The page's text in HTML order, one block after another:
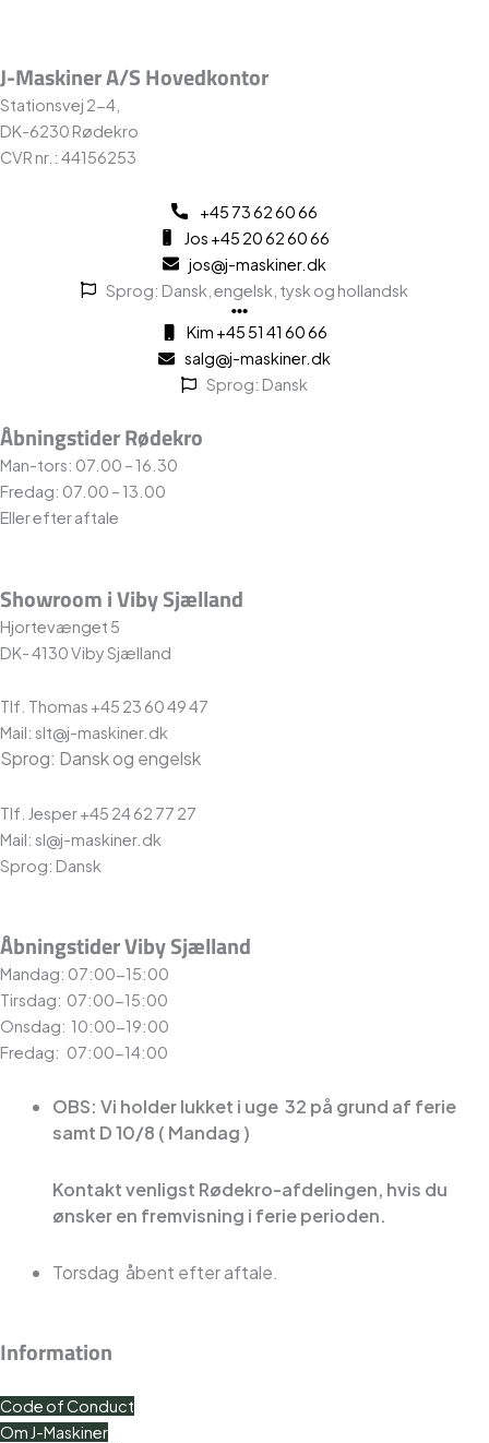
J-Maskiner A/S Hovedkontor
Stationsvej 2-4,
DK-6230 Rødekro
CVR nr.: 44156253
+45 73 62 60 66
Jos +45 20 62 60 66
jos@j-maskiner.dk
Sprog: Dansk, engelsk, tysk og hollandsk
Kim +45 51 41 60 66
salg@j-maskiner.dk
Sprog: Dansk
Åbningstider Rødekro
Man-tors: 07.00 – 16.30
Fredag: 07.00 – 13.00
Eller efter aftale
Showroom i Viby Sjælland
Hjortevænget 5
DK- 4130 Viby Sjælland
Tlf. Thomas +45 23 60 49 47
Mail: slt@j-maskiner.dk
Sprog: Dansk og engelsk
Tlf. Jesper +45 24 62 77 27
Mail: sl@j-maskiner.dk
Sprog: Dansk
Åbningstider Viby Sjælland
Mandag: 07:00-15:00
Tirsdag: 07:00-15:00
Onsdag: 10:00-19:00
Fredag: 07:00-14:00
OBS: Vi holder lukket i uge 32 på grund af ferie
samt D 10/8 ( Mandag )
Kontakt venligst Rødekro-afdelingen, hvis du
ønsker en fremvisning i ferie perioden.
Torsdag åbent efter aftale.
Information
Code of Conduct
Om J-Maskiner